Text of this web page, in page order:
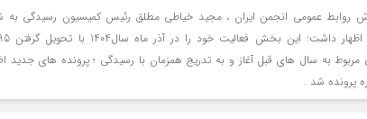
روابط عمومی انجمن ایران ، مجید خیاطی مطلق رئیس کمیسیون رسیدگی به
مربوط به سال های قبل آغاز و به تدریج همزمان با رسیدگی ؛ پرونده های جدید